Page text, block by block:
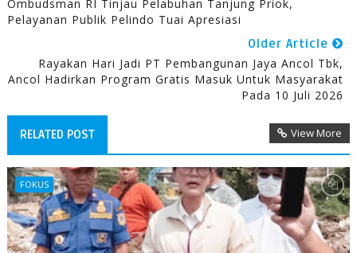
Ombudsman RI Tinjau Pelabuhan Tanjung Priok,
Pelayanan Publik Pelindo Tuai Apresiasi
Older Article
Rayakan Hari Jadi PT Pembangunan Jaya Ancol Tbk,
Ancol Hadirkan Program Gratis Masuk Untuk Masyarakat
Pada 10 Juli 2026
RELATED POST View More
FOKUS